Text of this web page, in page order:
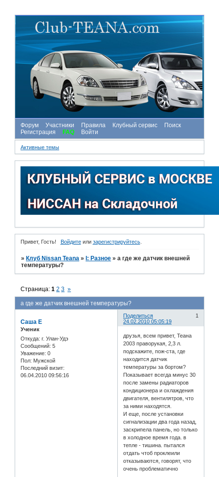
Форум Участники Правила Клубный сервис
Поиск
Регистрация
FAQ Войти
Активные темы
Привет, Гость! Войдитеили зарегистрируйтесь.
» Клуб Nissan Teana » I: Разное »а где же датчик внешней
температуры?
а где же датчик внешней температуры?
Страница:1 2 3 »
Поделиться
1
24.02.2010 05:05:19
Саша Е
Ученик
Откуда: г. Улан-Удэ
Сообщений: 5
Уважение: 0
Пол: Мужской
Последний визит:
06.04.2010 09:56:16
друзья, всем привет, Теана
2003 праворукая, 2,3 л.
подскажите, пож-ста, где
находится датчик
температуры за бортом?
Показывает всегда минус 30
после замены радиаторов
кондиционера и охлаждения
двигателя, вентилятров, что
за ними находятся.
И еще, после установки
сигнализации два года назад,
заскрипела панель, но только
в холодное время года. в
тепле - тишина. пытался
отдать чтоб проклеили
отказываются, говорят, что
очень проблематично